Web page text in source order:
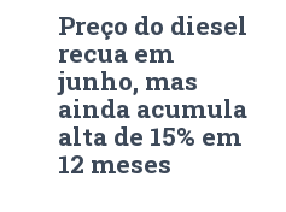
Preço do diesel
recua em
junho, mas
ainda acumula
alta de 15% em
12 meses